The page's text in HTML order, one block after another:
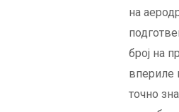
на
број на
впериле
точно